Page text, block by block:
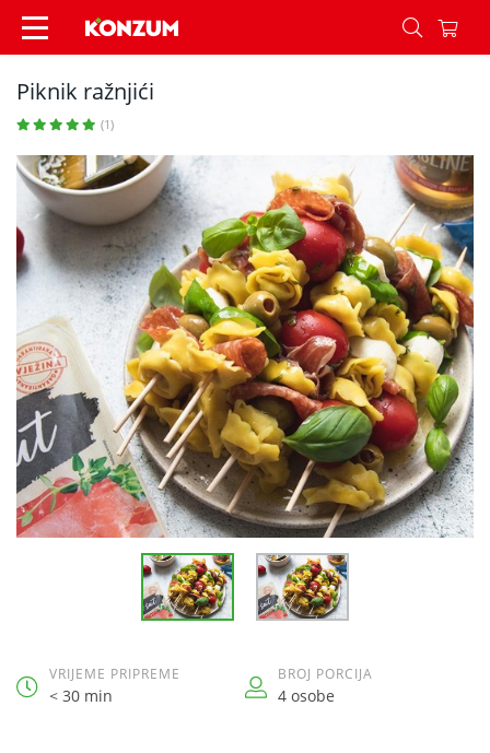
Piknik ražnjići - Recepti - Konzum
Piknik ražnjići
(1)
VRIJEME PRIPREME
< 30 min
BROJ PORCIJA
4 osobe